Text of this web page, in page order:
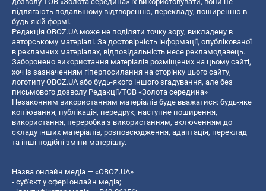
підлягають подальшому відтворенню, перекладу, поширенню в
будь-якій формі.
Редакція OBOZ.UA може не поділяти точку зору, викладену в
авторському матеріалі. За достовірність інформації, опублікованої
в рекламних матеріалах, відповідальність несе рекламодавець.
Заборонено використання матеріалів розміщених на цьому сайті,
хоч із зазначенням гіперпосилання на сторінку цього сайту,
логотипу OBOZ.UA або будь-якого іншого згадування, але без
письмового дозволу Редакції/ТОВ «Золота середина»
Незаконним використанням матеріалів буде вважатися: будь-яке
копiювання, публiкацiя, передрук, наступне поширення,
використання, переробка з використанням, включенням до
складу інших матеріалів, розповсюдження, адаптація, переклад
та інші подібні зміни матеріалу.
Назва онлайн медіа — «OBOZ.UA»
- суб'єкт у сфері онлайн медіа;